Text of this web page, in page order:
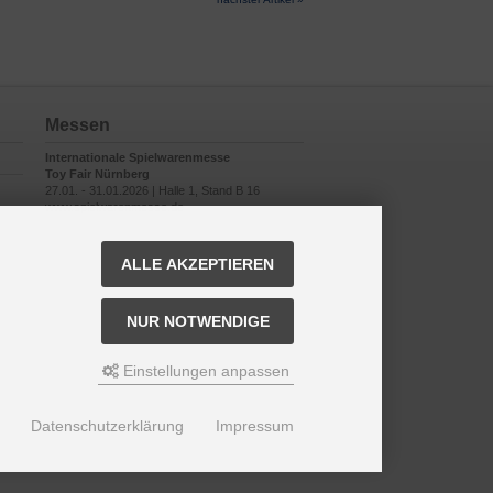
Messen
Internationale Spielwarenmesse
Toy Fair Nürnberg
27.01. - 31.01.2026 | Halle 1, Stand B 16
www.spielwarenmesse.de
ALLE AKZEPTIEREN
NUR NOTWENDIGE
Einstellungen anpassen
Datenschutzerklärung Impressum